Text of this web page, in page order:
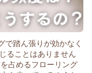
で踏ん張りが効かなく
ることはありません
占めるフローリング